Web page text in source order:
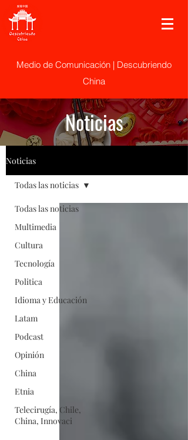
Medio de Comunicación | Descubriendo
China
Noticias
Noticias
Todas las noticias
Multimedia
Cultura
Tecnología
Politica
Idioma y Educación
Latam
Podcast
Opinión
China
Etnia
Telecirugía, Chile,
China, Innovaci
Todas las noticias